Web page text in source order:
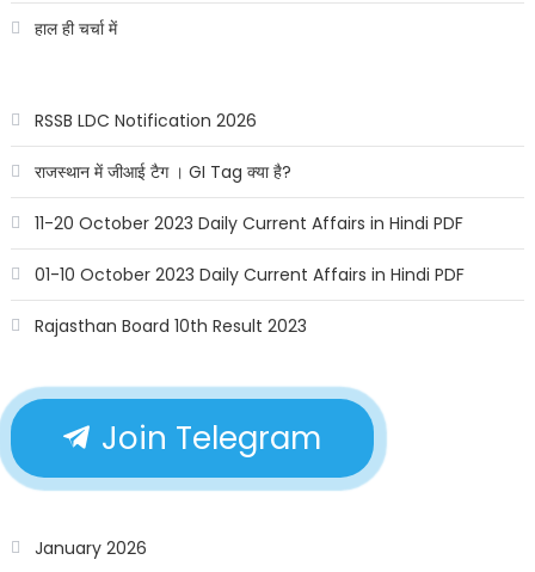
हाल ही चर्चा में
RSSB LDC Notification 2026
राजस्थान में जीआई टैग । GI Tag क्या है?
11-20 October 2023 Daily Current Affairs in Hindi PDF
01-10 October 2023 Daily Current Affairs in Hindi PDF
Rajasthan Board 10th Result 2023
Join Telegram
January 2026